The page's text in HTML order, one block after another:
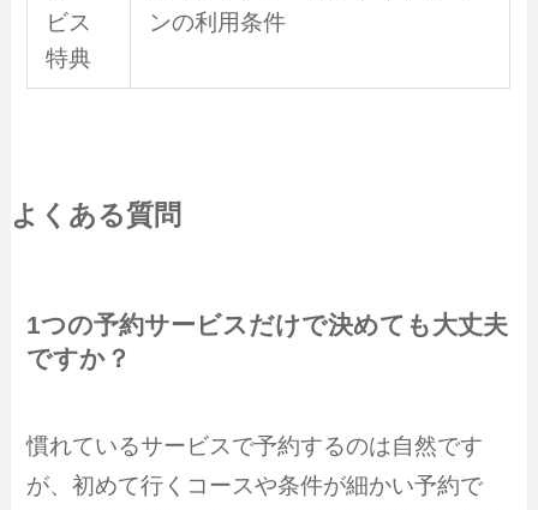
ビス
特典
ンの利用条件
よくある質問
1つの予約サービスだけで決めても大丈夫
ですか？
慣れているサービスで予約するのは自然です
が、初めて行くコースや条件が細かい予約で